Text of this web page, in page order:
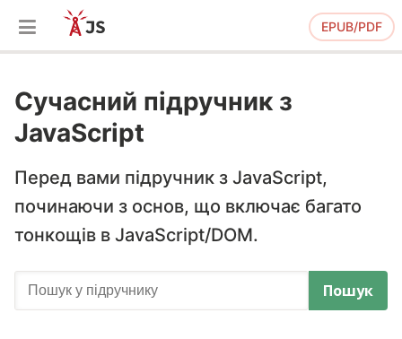
EPUB/PDF
Сучасний підручник з
JavaScript
Перед вами підручник з JavaScript,
починаючи з основ, що включає багато
тонкощів в JavaScript/DOM.
Пошук